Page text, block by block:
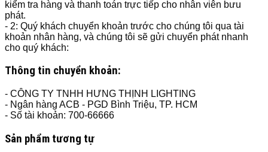
kiểm tra hàng và thanh toán trực tiếp cho nhân viên bưu
phát.
- 2: Quý khách chuyển khoản trước cho chúng tôi qua tài
khoản nhân hàng, và chúng tôi sẽ gửi chuyển phát nhanh
cho quý khách:
Thông tin chuyển khoản:
- CÔNG TY TNHH HƯNG THỊNH LIGHTING
- Ngân hàng ACB - PGD Bình Triệu, TP. HCM
- Số tài khoản: 700-66666
Sản phẩm tương tự